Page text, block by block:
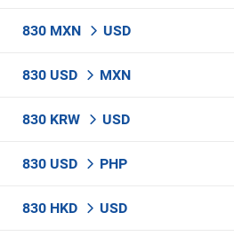
830 MXN USD
830 USD MXN
830 KRW USD
830 USD PHP
830 HKD USD